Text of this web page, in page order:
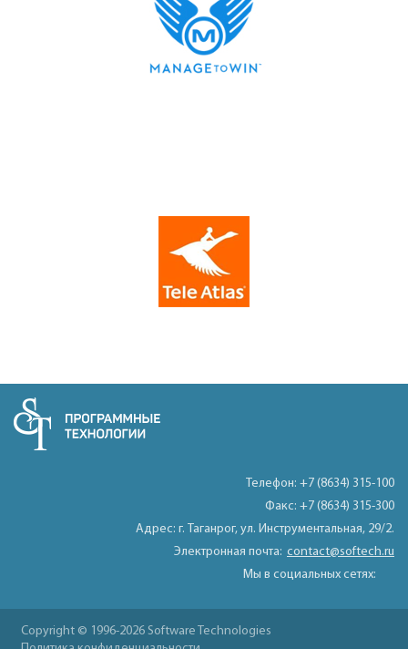
Телефон: +7 (8634) 315-100
Факс: +7 (8634) 315-300
Адрес: г. Таганрог, ул. Инструментальная, 29/2.
Электронная почта: contact@softech.ru
Мы в социальных сетях:
Copyright © 1996-2026 Software Technologies